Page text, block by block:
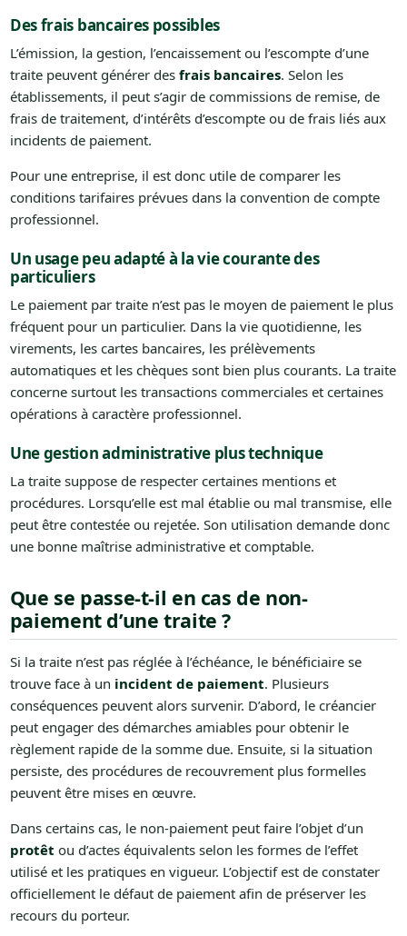
Des frais bancaires possibles
L’émission, la gestion, l’encaissement ou l’escompte d’une
traite peuvent générer des frais bancaires. Selon les
établissements, il peut s’agir de commissions de remise, de
frais de traitement, d’intérêts d’escompte ou de frais liés aux
incidents de paiement.
Pour une entreprise, il est donc utile de comparer les
conditions tarifaires prévues dans la convention de compte
professionnel.
Un usage peu adapté à la vie courante des
particuliers
Le paiement par traite n’est pas le moyen de paiement le plus
fréquent pour un particulier. Dans la vie quotidienne, les
virements, les cartes bancaires, les prélèvements
automatiques et les chèques sont bien plus courants. La traite
concerne surtout les transactions commerciales et certaines
opérations à caractère professionnel.
Une gestion administrative plus technique
La traite suppose de respecter certaines mentions et
procédures. Lorsqu’elle est mal établie ou mal transmise, elle
peut être contestée ou rejetée. Son utilisation demande donc
une bonne maîtrise administrative et comptable.
Que se passe-t-il en cas de non-
paiement d’une traite ?
Si la traite n’est pas réglée à l’échéance, le bénéficiaire se
trouve face à un incident de paiement. Plusieurs
conséquences peuvent alors survenir. D’abord, le créancier
peut engager des démarches amiables pour obtenir le
règlement rapide de la somme due. Ensuite, si la situation
persiste, des procédures de recouvrement plus formelles
peuvent être mises en œuvre.
Dans certains cas, le non-paiement peut faire l’objet d’un
protêt ou d’actes équivalents selon les formes de l’effet
utilisé et les pratiques en vigueur. L’objectif est de constater
officiellement le défaut de paiement afin de préserver les
recours du porteur.